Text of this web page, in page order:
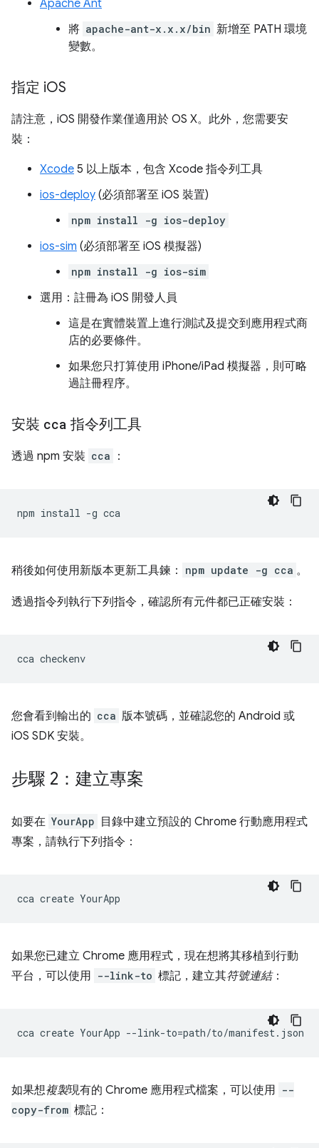
Apache Ant
將 apache-ant-x.x.x/bin 新增至 PATH 環境
變數。
指定 iOS
請注意，iOS 開發作業僅適用於 OS X。此外，您需要安
裝：
Xcode 5 以上版本，包含 Xcode 指令列工具
ios-deploy (必須部署至 iOS 裝置)
npm install -g ios-deploy
ios-sim (必須部署至 iOS 模擬器)
npm install -g ios-sim
選用：註冊為 iOS 開發人員
這是在實體裝置上進行測試及提交到應用程式商
店的必要條件。
如果您只打算使用 iPhone/iPad 模擬器，則可略
過註冊程序。
安裝 cca 指令列工具
透過 npm 安裝 cca ：
npm install -g
稍後如何使用新版本更新工具鍊： npm update -g cca 。
透過指令列執行下列指令，確認所有元件都已正確安裝：
cca
您會看到輸出的 cca 版本號碼，並確認您的 Android 或
iOS SDK 安裝。
步驟 2：建立專案
如要在 YourApp
目錄中建立預設的 Chrome 行動應用程式
專案，請執行下列指令：
cca create
如果您已建立 Chrome 應用程式，現在想將其移植到行動
平台，可以使用 --link-to 標記，建立其符號連結：
cca create YourApp --link-to=
如果想複製現有的 Chrome 應用程式檔案，可以使用 --
copy-from 標記：